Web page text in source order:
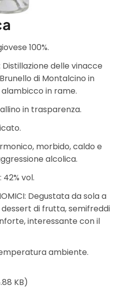
100%.
Distillazione delle vinacce
di Montalcino in
in rame.
in trasparenza.
morbido, caldo e
alcolica.
42% vol.
Degustata da sola a
di frutta, semifreddi
interessante con il
ambiente.
KB)